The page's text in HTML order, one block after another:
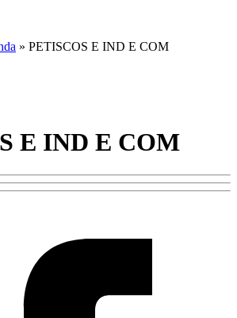
» PETISCOS E IND E COM
E IND E COM